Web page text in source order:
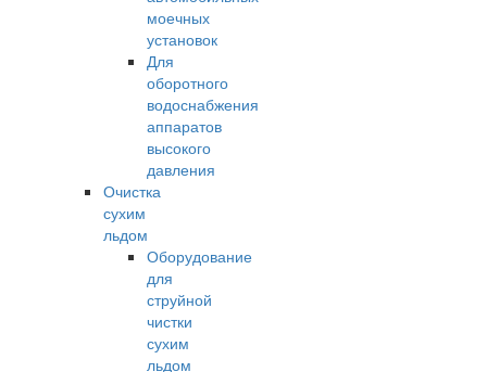
моечных
установок
Для
оборотного
водоснабжения
аппаратов
высокого
давления
Очистка
сухим
льдом
Оборудование
для
струйной
чистки
сухим
льдом